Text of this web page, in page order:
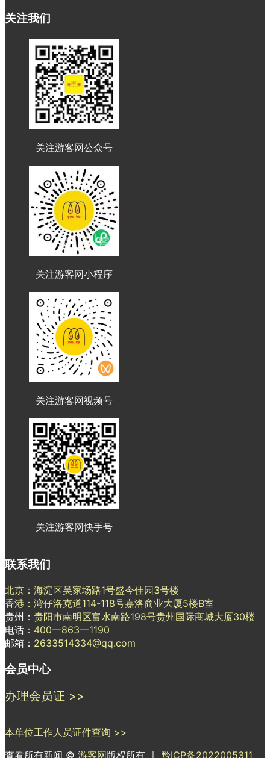
关注我们
关注游客网公众号
关注游客网小程序
关注游客网视频号
关注游客网快手号
联系我们
北京：海淀区吴家场路1号盛今佳园3号楼
香港：湾仔洛克道114-118号嘉洛商业大厦5楼B室
贵州： 贵阳市南明区富水南路198号贵州国际商城大厦30楼
电话： 400—863—1190
邮箱： 2633514334@qq.com
会员中心
办理会员证 >>
本单位工作人员证件查询 >>
查看所有新闻 © 游客网版权所有 ｜ 黔ICP备2022005311